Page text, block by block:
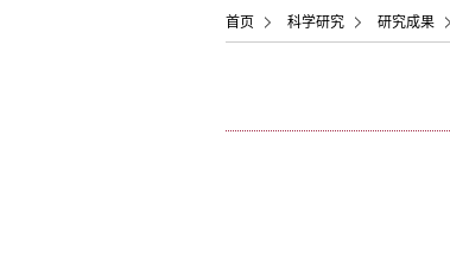
首页 科学研究 研究成果